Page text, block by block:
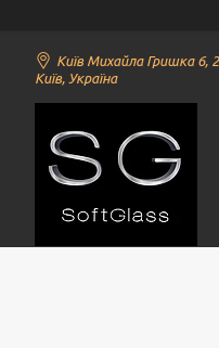
Київ Михайла Гришка 6, 2
Київ, Україна